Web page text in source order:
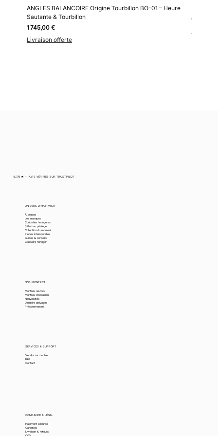
ANGLES BALANCOIRE Origine Tourbillon BO-01 – Heure
Sautante & Tourbillon
Prix
1 745,00 €
Livraison offerte
Prix
6 690,00
UNIVERS WHATIMISIT
À propos
Les marques
Curiosités horlogères
Sélection privilège
Collection du moment
Pièces intemporelles
Guides & conseils
Glossaire horloger
NOS MONTRES
Montres neuves
Montres d’occasion
Nouveautés
Derniers arrivages
Précommandes
SERVICES & SUPPORT
Vendre sa montre
FAQ
Contact
CONFIANCE & LÉGAL
Paiement sécurisé
Garanties
Livraison & retours
4,7/5 ★ — AVIS VÉRIFIÉS SUR TRUSTPILOT